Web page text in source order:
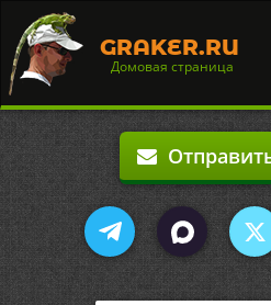
GRAKER.RU
Домовая страница